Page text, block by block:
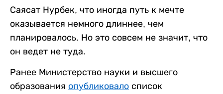
Саясат Нурбек, что иногда путь к мечте
оказывается немного длиннее, чем
планировалось. Но это совсем не значит, что
он ведет не туда.
Ранее Министерство науки и высшего
образования опубликовало список